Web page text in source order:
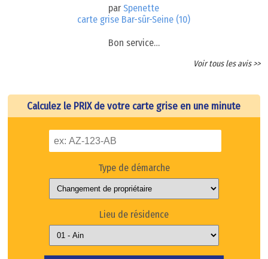
parSpenette
carte grise Bar-sûr-Seine (10)
Bon service…
Voir tous les avis >>
Calculez le PRIX de votre carte grise en une minute
Type de démarche
Lieu de résidence